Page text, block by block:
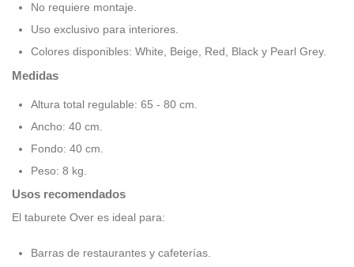
No requiere montaje.
Uso exclusivo para interiores.
Colores disponibles: White, Beige, Red, Black y Pearl Grey.
Medidas
Altura total regulable: 65 - 80 cm.
Ancho: 40 cm.
Fondo: 40 cm.
Peso: 8 kg.
Usos recomendados
El taburete Over es ideal para:
Barras de restaurantes y cafeterías.